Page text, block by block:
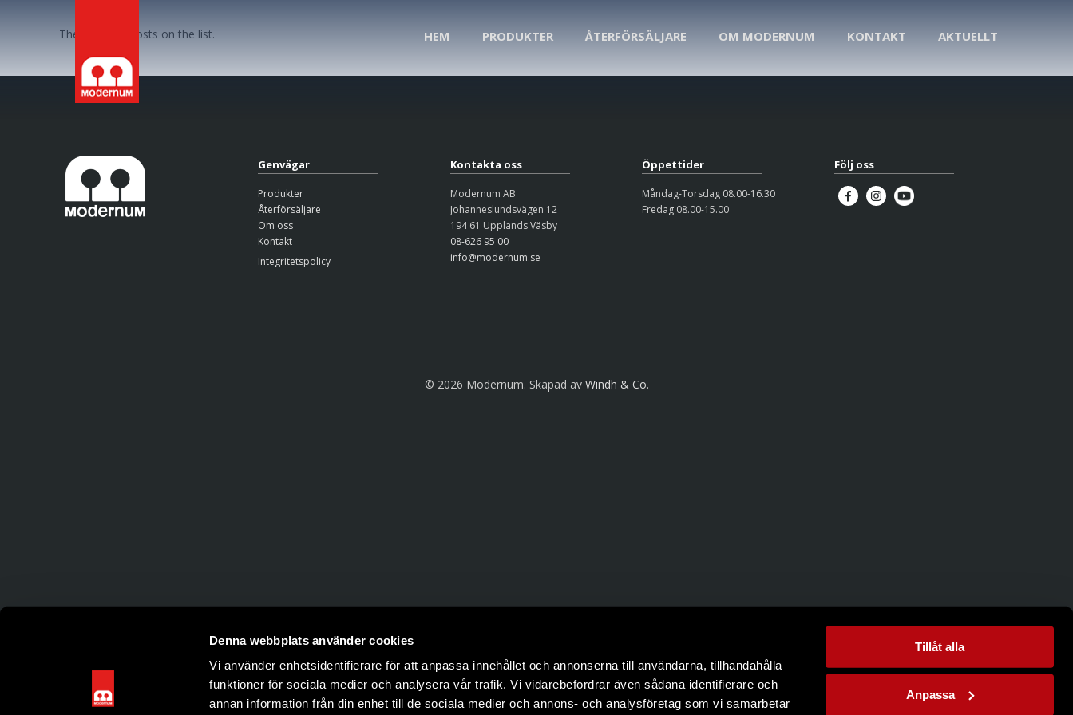
Denna webbplats använder cookies
Vi använder enhetsidentifierare för att anpassa innehållet och annonserna till användarna, tillhandahålla
funktioner för sociala medier och analysera vår trafik. Vi vidarebefordrar även sådana identifierare och
annan information från din enhet till de sociala medier och annons- och analysföretag som vi samarbetar
Tillåt alla
Anpassa
HEM PRODUKTER ÅTERFÖRSÄLJARE OM MODERNUM KONTAKT AKTUELLT
There are no posts on the list.
Genvägar
Produkter
Återförsäljare
Om oss
Kontakt
Integritetspolicy
Kontakta oss
Modernum AB
Johanneslundsvägen 12
194 61 Upplands Väsby
08-626 95 00
info@modernum.se
Öppettider
Måndag-Torsdag 08.00-16.30
Fredag 08.00-15.00
Följ oss
© 2026 Modernum. Skapad av Windh & Co.